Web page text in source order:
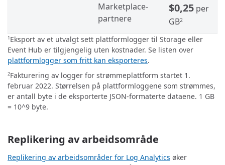
Marketplace-
partnere
$0,25 per
GB2
1Eksport av et utvalgt sett plattformlogger til Storage eller
Event Hub er tilgjengelig uten kostnader. Se listen over
plattformlogger som fritt kan eksporteres.
2Fakturering av logger for strømmeplattform startet 1.
februar 2022. Størrelsen på plattformloggene som strømmes,
er antall byte i de eksporterte JSON-formaterte dataene. 1 GB
= 10^9 byte.
Replikering av arbeidsområde
Replikering av arbeidsområder for Log Analytics øker